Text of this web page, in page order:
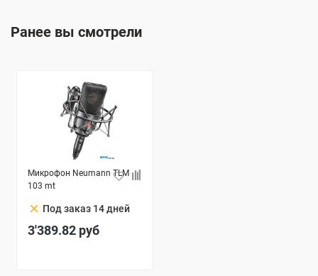
Ранее вы смотрели
Микрофон Neumann TLM
103 mt
clear Под заказ 14 дней
3'389.82 руб